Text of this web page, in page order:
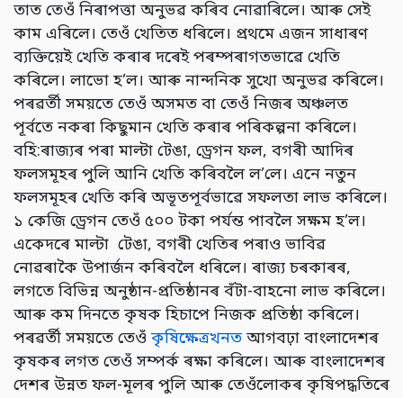
তাত তেওঁ নিৰাপত্তা অনুভৱ কৰিব নোৱাৰিলে। আৰু সেই
কাম এৰিলে। তেওঁ খেতিত ধৰিলে। প্ৰথমে এজন সাধাৰণ
ব্যক্তিয়েই খেতি কৰাৰ দৰেই পৰম্পৰাগতভাৱে খেতি
কৰিলে। লাভো হ’ল। আৰু নান্দনিক সুখো অনুভৱ কৰিলে।
পৰৱৰ্তী সময়তে তেওঁ অসমত বা তেওঁ নিজৰ অঞ্চলত
পূৰ্বতে নকৰা কিছুমান খেতি কৰাৰ পৰিকল্পনা কৰিলে।
বহি:ৰাজ্যৰ পৰা মাল্টা টেঙা, ড্ৰেগন ফল, বগৰী আদিৰ
ফলসমূহৰ পুলি আনি খেতি কৰিবলৈ ল’লে। এনে নতুন
ফলসমূহৰ খেতি কৰি অভূতপূৰ্বভাৱে সফলতা লাভ কৰিলে।
১ কেজি ড্ৰেগন তেওঁ ৫০০ টকা পৰ্যন্ত পাবলৈ সক্ষম হ’ল।
একেদৰে মাল্টা টেঙা, বগৰী খেতিৰ পৰাও ভাবিৱ
নোৱৰাকৈ উপাৰ্জন কৰিবলৈ ধৰিলে। ৰাজ্য চৰকাৰৰ,
লগতে বিভিন্ন অনুষ্ঠান-প্ৰতিষ্ঠানৰ বঁটা-বাহনো লাভ কৰিলে।
আৰু কম দিনতে কৃষক হিচাপে নিজক প্ৰতিষ্ঠা কৰিলে।
পৰৱৰ্তী সময়তে তেওঁ কৃষিক্ষেত্ৰখনত আগবঢ়া বাংলাদেশৰ
কৃষকৰ লগত তেওঁ সম্পৰ্ক ৰক্ষা কৰিলে। আৰু বাংলাদেশৰ
দেশৰ উন্নত ফল-মূলৰ পুলি আৰু তেওঁলোকৰ কৃষিপদ্ধতিৰে